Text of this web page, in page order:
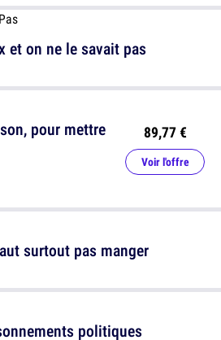
pour mettre
89,77 €
Voir l'offre
politiques
et on ne le savait pas
surtout pas manger